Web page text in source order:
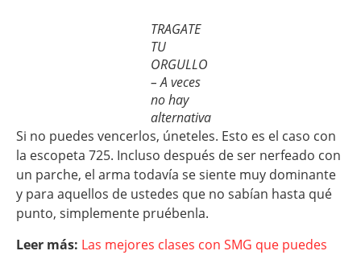
TRAGATE
TU
ORGULLO
– A veces
no hay
alternativa
Si no puedes vencerlos, úneteles. Esto es el caso con
la escopeta 725. Incluso después de ser nerfeado con
un parche, el arma todavía se siente muy dominante
y para aquellos de ustedes que no sabían hasta qué
punto, simplemente pruébenla.
Leer más: Las mejores clases con SMG que puedes